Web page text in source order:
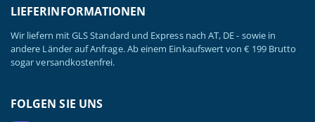
LIEFERINFORMATIONEN
Wir liefern mit GLS Standard und Express nach AT, DE - sowie in
andere Länder auf Anfrage. Ab einem Einkaufswert von € 199 Brutto
sogar versandkostenfrei.
FOLGEN SIE UNS